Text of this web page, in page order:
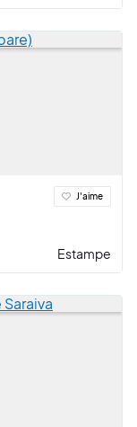
J'aime
Estampe